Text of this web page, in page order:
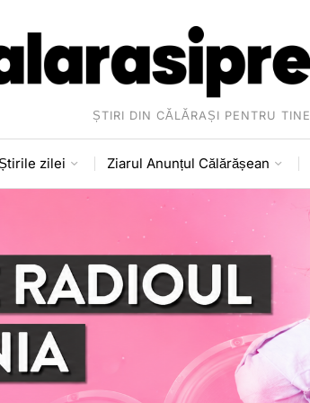
ȘTIRI DIN CĂLĂRAȘI PENTRU TINE
zilei Ziarul Anunțul Călărășean